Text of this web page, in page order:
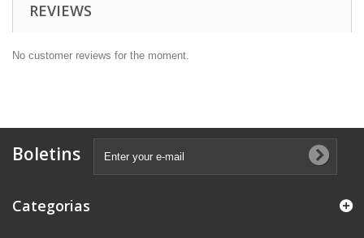
REVIEWS
No customer reviews for the moment.
Boletins
Categorias